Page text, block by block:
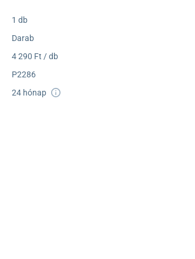
1 db
Darab
4 290 Ft / db
P2286
24 hónap